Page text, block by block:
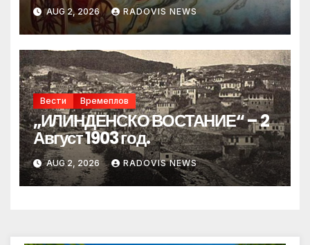
AUG 2, 2026 RADOVIS NEWS
Вести Времеплов
„ИЛИНДЕНСКО ВОСТАНИЕ“ – 2
Август 1903 год.
AUG 2, 2026 RADOVIS NEWS